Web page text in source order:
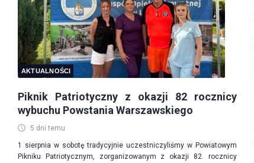
AKTUALNOŚCI
Piknik Patriotyczny z okazji 82 rocznicy
wybuchu Powstania Warszawskiego
5 dni temu
1 sierpnia w sobotę tradycyjnie uczestniczyliśmy w Powiatowym
Pikniku Patriotycznym, zorganizowanym z okazji 82. rocznicy